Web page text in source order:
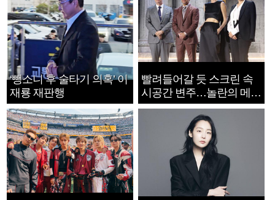
‘뺑소니 후 술타기 의혹’ 이
재룡 재판행
빨려들어갈 듯 스크린 속
시공간 변주…놀란의 메시
지는 ‘전쟁 속죄’